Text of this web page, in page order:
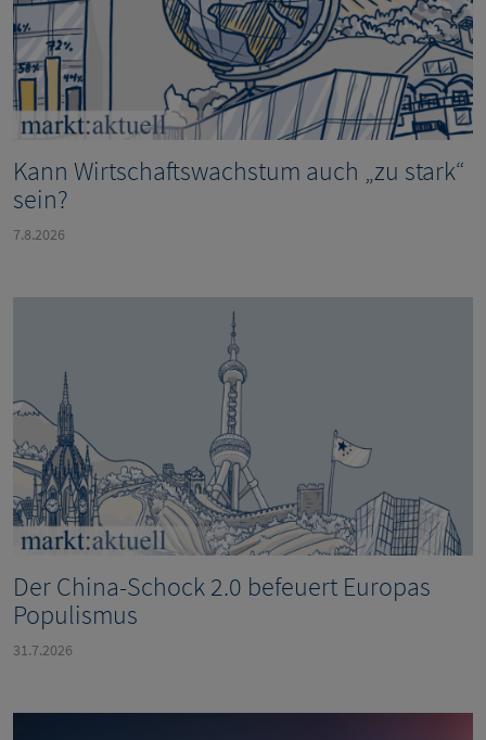
Kann Wirtschaftswachstum auch „zu stark“
sein?
7.8.2026
Der China-Schock 2.0 befeuert Europas
Populismus
31.7.2026